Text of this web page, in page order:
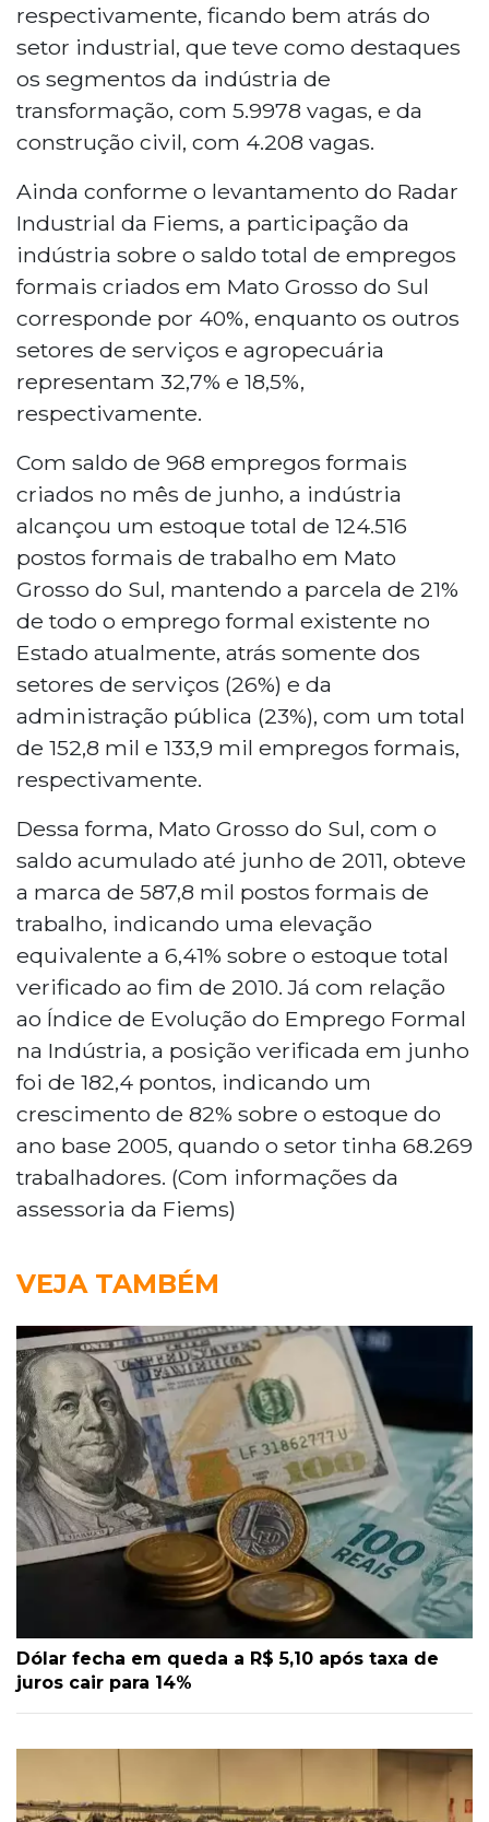
respectivamente, ficando bem atrás do
setor industrial, que teve como destaques
os segmentos da indústria de
transformação, com 5.9978 vagas, e da
construção civil, com 4.208 vagas.
Ainda conforme o levantamento do Radar
Industrial da Fiems, a participação da
indústria sobre o saldo total de empregos
formais criados em Mato Grosso do Sul
corresponde por 40%, enquanto os outros
setores de serviços e agropecuária
representam 32,7% e 18,5%,
respectivamente.
Com saldo de 968 empregos formais
criados no mês de junho, a indústria
alcançou um estoque total de 124.516
postos formais de trabalho em Mato
Grosso do Sul, mantendo a parcela de 21%
de todo o emprego formal existente no
Estado atualmente, atrás somente dos
setores de serviços (26%) e da
administração pública (23%), com um total
de 152,8 mil e 133,9 mil empregos formais,
respectivamente.
Dessa forma, Mato Grosso do Sul, com o
saldo acumulado até junho de 2011, obteve
a marca de 587,8 mil postos formais de
trabalho, indicando uma elevação
equivalente a 6,41% sobre o estoque total
verificado ao fim de 2010. Já com relação
ao Índice de Evolução do Emprego Formal
na Indústria, a posição verificada em junho
foi de 182,4 pontos, indicando um
crescimento de 82% sobre o estoque do
ano base 2005, quando o setor tinha 68.269
trabalhadores. (Com informações da
assessoria da Fiems)
VEJA TAMBÉM
Dólar fecha em queda a R$ 5,10 após taxa de
juros cair para 14%